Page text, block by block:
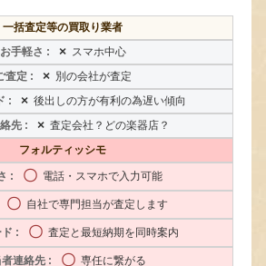
一括査定等の買取り業者
× スマホ中心
× 別の会社が査定
× 後出しの方が有利の為遅い傾向
× 査定会社？どの楽器店？
フォルティッシモ
〇 電話・スマホで入力可能
〇 自社で専門担当が査定します
〇 査定と最短納期を同時案内
〇 専任に繋がる